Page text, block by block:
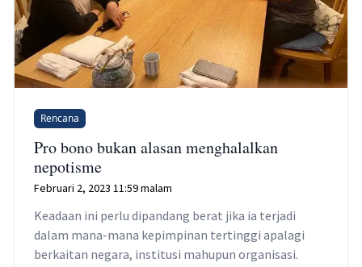
Rencana
Pro bono bukan alasan menghalalkan
nepotisme
Februari 2, 2023 11:59 malam
Keadaan ini perlu dipandang berat jika ia terjadi
dalam mana-mana kepimpinan tertinggi apalagi
berkaitan negara, institusi mahupun organisasi.